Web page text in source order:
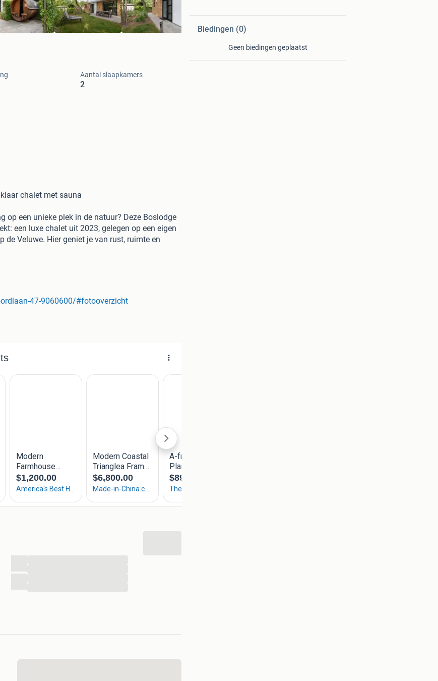
Aantal slaapkamers
2
chalet met sauna
op een unieke plek in de natuur? Deze Boslodge
een luxe chalet uit 2023, gelegen op een eigen
de Veluwe. Hier geniet je van rust, ruimte en
aangelegd en omheind perceel met een eigen
openslaande deuren zorgen voor een lichte,
tot het terras.
je hier het hele jaar door comfortabel kunt
ligging midden in het bos. De vraagprijs bedraagt
zich op Zonneoordlaan 47, kavel 98 in Ede.
bezichtiging kun je terecht op
47-9060600/#fotooverzicht
Biedingen (0)
Geen biedingen geplaatst